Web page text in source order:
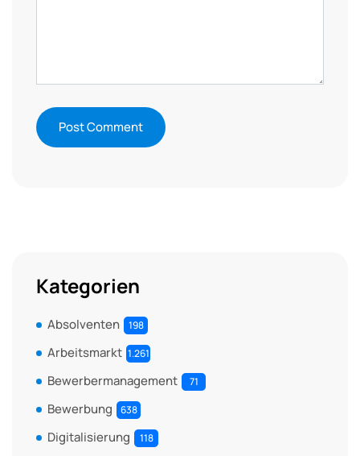
Kategorien
Absolventen 198
Arbeitsmarkt 1.261
Bewerbermanagement 71
Bewerbung 638
Digitalisierung 118